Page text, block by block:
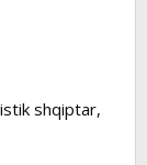
shqiptar,